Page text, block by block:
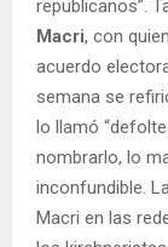
republicanos”.
Macri, con
acuerdo
semana se
lo llamó
nombrarlo, lo
inconfundible.
Macri en las